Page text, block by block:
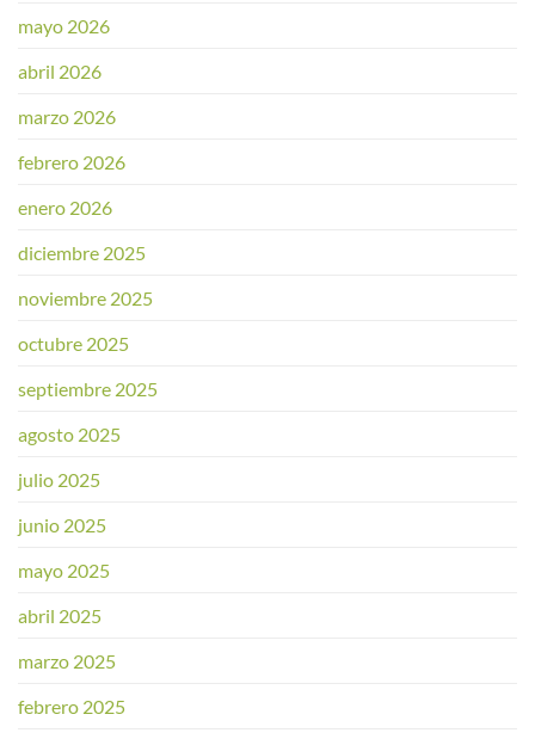
mayo 2026
abril 2026
marzo 2026
febrero 2026
enero 2026
diciembre 2025
noviembre 2025
octubre 2025
septiembre 2025
agosto 2025
julio 2025
junio 2025
mayo 2025
abril 2025
marzo 2025
febrero 2025